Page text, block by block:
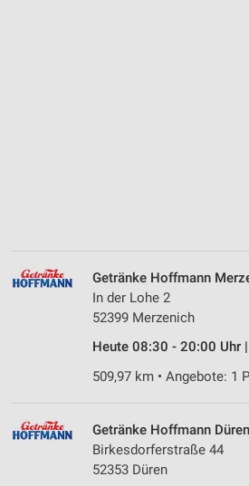
Getränke Hoffmann
In der Lohe 2
52399 Merzenich
Heute 08:30 - 20:00 Uhr |
509,97 km • Angebote: 1
Getränke Hoffmann Düren
Birkesdorferstraße 44
52353 Düren